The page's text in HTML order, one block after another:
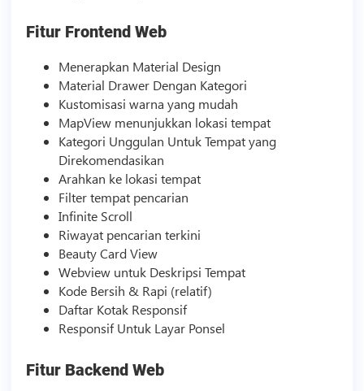
Fitur Frontend Web
Menerapkan Material Design
Material Drawer Dengan Kategori
Kustomisasi warna yang mudah
MapView menunjukkan lokasi tempat
Kategori Unggulan Untuk Tempat yang
Direkomendasikan
Arahkan ke lokasi tempat
Filter tempat pencarian
Infinite Scroll
Riwayat pencarian terkini
Beauty Card View
Webview untuk Deskripsi Tempat
Kode Bersih & Rapi (relatif)
Daftar Kotak Responsif
Responsif Untuk Layar Ponsel
Fitur Backend Web